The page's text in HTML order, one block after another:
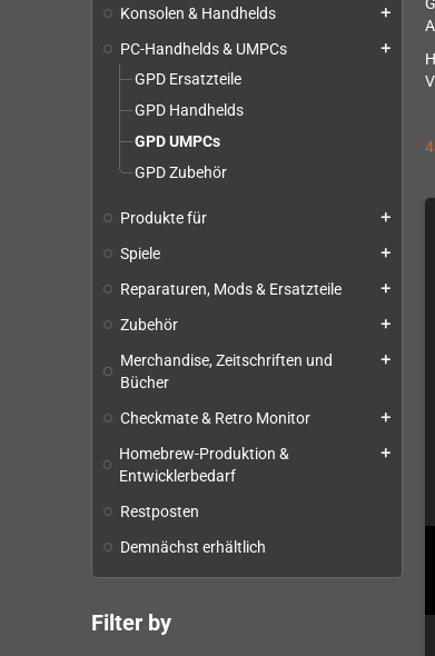
Konsolen & Handhelds add
PC-Handhelds & UMPCs add
GPD Ersatzteile
GPD Handhelds
GPD UMPCs
GPD Zubehör
Produkte für add
Spiele add
Reparaturen, Mods & Ersatzteile add
Zubehör add
Merchandise, Zeitschriften und
Bücher
add
Checkmate & Retro Monitor add
Homebrew-Produktion &
Entwicklerbedarf
add
Restposten
Demnächst erhältlich
Filter by